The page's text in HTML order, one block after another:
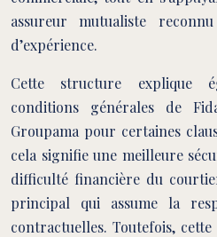
assureur mutualiste
d’expérience.
Cette structure explique
conditions générales de
Groupama pour certaines
cela signifie une meilleure
difficulté financière du
principal qui assume la
contractuelles. Toutefois,